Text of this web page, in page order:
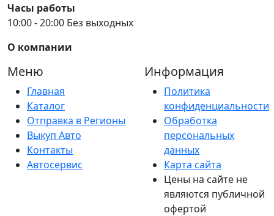
Часы работы
10:00 - 20:00 Без выходных
О компании
Меню
Главная
Каталог
Отправка в Регионы
Выкуп Авто
Контакты
Автосервис
Информация
Политика
конфиденциальности
Обработка
персональных
данных
Карта сайта
Цены на сайте не
являются публичной
офертой